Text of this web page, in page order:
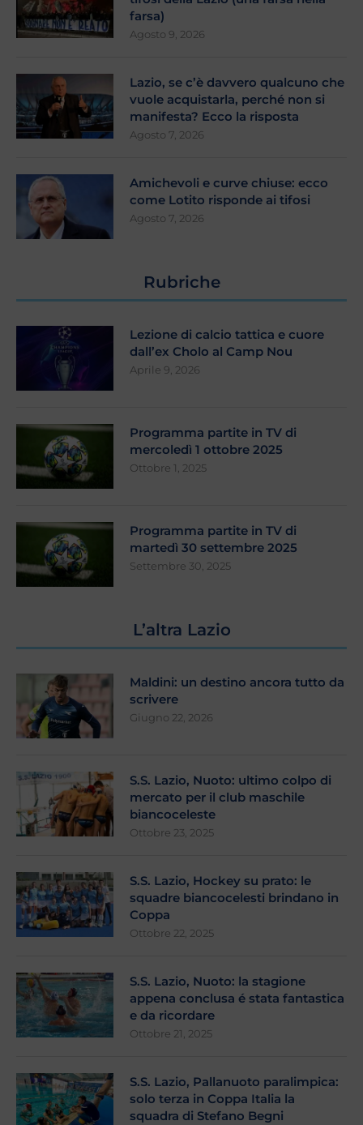
farsa)
Agosto 9, 2026
Lazio, se c’è davvero qualcuno che
vuole acquistarla, perché non si
manifesta? Ecco la risposta
Agosto 7, 2026
Amichevoli e curve chiuse: ecco
come Lotito risponde ai tifosi
Agosto 7, 2026
Rubriche
Lezione di calcio tattica e cuore
dall’ex Cholo al Camp Nou
Aprile 9, 2026
Programma partite in TV di
mercoledì 1 ottobre 2025
Ottobre 1, 2025
Programma partite in TV di
martedì 30 settembre 2025
Settembre 30, 2025
L’altra Lazio
Maldini: un destino ancora tutto da
scrivere
Giugno 22, 2026
S.S. Lazio, Nuoto: ultimo colpo di
mercato per il club maschile
biancoceleste
Ottobre 23, 2025
S.S. Lazio, Hockey su prato: le
squadre biancocelesti brindano in
Coppa
Ottobre 22, 2025
S.S. Lazio, Nuoto: la stagione
appena conclusa é stata fantastica
e da ricordare
Ottobre 21, 2025
S.S. Lazio, Pallanuoto paralimpica:
solo terza in Coppa Italia la
squadra di Stefano Begni